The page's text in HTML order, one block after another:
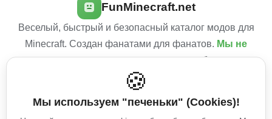
FunMinecraft.net
Веселый, быстрый и безопасный каталог модов для
Minecraft. Создан фанатами для фанатов. Мы не
используем навязчивую рекламу, чтобы сделать
твой игровой опыт лучше!
🍪
Мы используем "печеньки" (Cookies)!